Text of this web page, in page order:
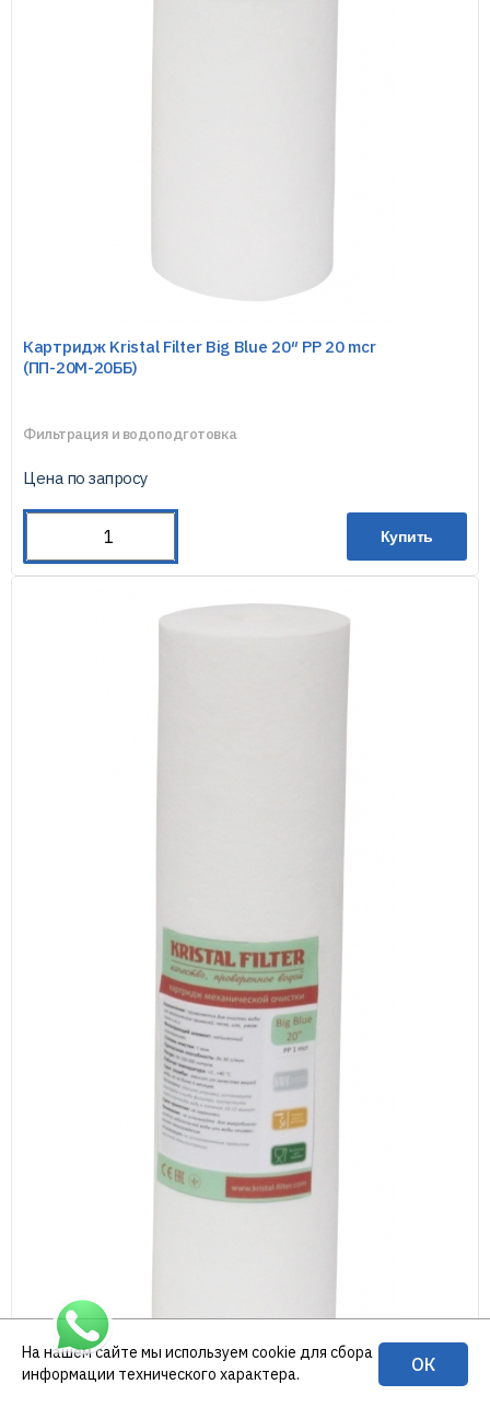
Картридж Kristal Filter Big Blue 20″ PP 20 mcr
(ПП-20М-20ББ)
Фильтрация и водоподготовка
Цена по запросу
Купить
На нашем сайте мы используем cookie для сбора
информации технического характера.
ОК